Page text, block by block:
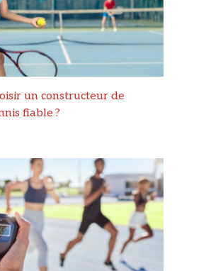
un constructeur de
fiable ?